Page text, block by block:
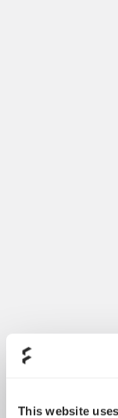
This website